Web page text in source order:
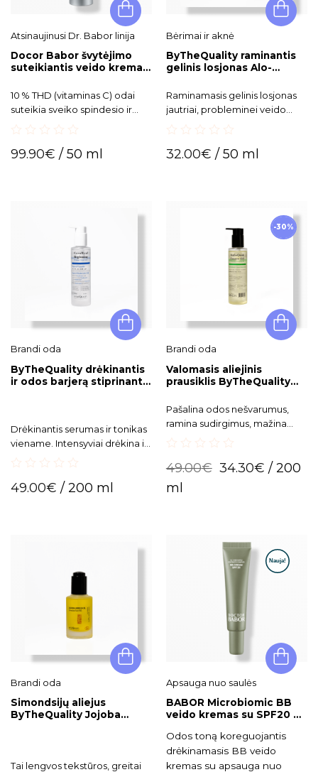
Atsinaujinusi Dr. Babor linija
Docor Babor švytėjimo
suteikiantis veido kremas
Cream Vitamin C
10 % THD (vitaminas C) odai
suteikia sveiko spindesio ir
out
99.90€ / 50 ml
Bėrimai ir aknė
ByTheQuality raminantis
gelinis losjonas Alo-
Raminamasis gelinis losjonas
jautriai, probleminei veido
out
32.00€ / 50 ml
Brandi oda
ByTheQuality drėkinantis
ir odos barjerą stiprinantis
Drėkinantis serumas ir tonikas
viename. Intensyviai drėkina ir
out
49.00€ / 200 ml
-30%
Brandi oda
Valomasis aliejinis
prausiklis ByTheQuality
Pašalina odos nešvarumus,
ramina sudirgimus, mažina
out
of
5
49.00€ 34.30€ / 200
ml
Brandi oda
Simondsijų aliejus
ByTheQuality Jojoba
Tai lengvos tekstūros, greitai
Apsauga nuo saulės
BABOR Microbiomic BB
veido kremas su SPF20 02
Odos toną koreguojantis
drėkinamasis BB veido
kremas su apsauga nuo